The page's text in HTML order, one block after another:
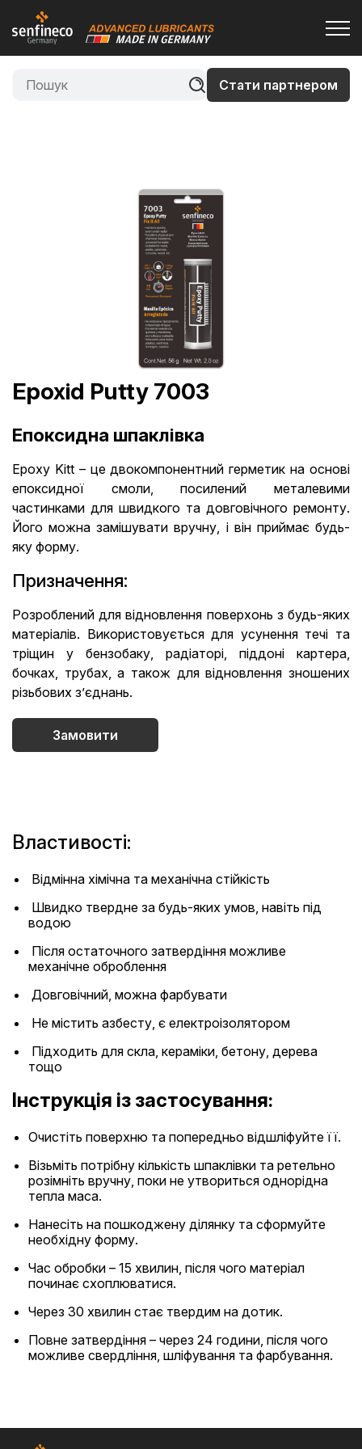
Стати партнером
Epoxid Putty 7003
Епоксидна шпаклівка
Epoxy Kitt – це двокомпонентний герметик на основі
епоксидної смоли, посилений металевими
частинками для швидкого та довговічного ремонту.
Його можна замішувати вручну, і він приймає будь-
яку форму.
Призначення:
Розроблений для відновлення поверхонь з будь-яких
матеріалів. Використовується для усунення течі та
тріщин у бензобаку, радіаторі, піддоні картера,
бочках, трубах, а також для відновлення зношених
різьбових з’єднань.
Замовити
Властивості:
Відмінна хімічна та механічна стійкість
Швидко твердне за будь-яких умов, навіть під
водою
Після остаточного затвердіння можливе
механічне оброблення
Довговічний, можна фарбувати
Не містить азбесту, є електроізолятором
Підходить для скла, кераміки, бетону, дерева
тощо
Інструкція із застосування:
Очистіть поверхню та попередньо відшліфуйте її.
Візьміть потрібну кількість шпаклівки та ретельно
розімніть вручну, поки не утвориться однорідна
тепла маса.
Нанесіть на пошкоджену ділянку та сформуйте
необхідну форму.
Час обробки – 15 хвилин, після чого матеріал
починає схоплюватися.
Через 30 хвилин стає твердим на дотик.
Повне затвердіння – через 24 години, після чого
можливе свердління, шліфування та фарбування.